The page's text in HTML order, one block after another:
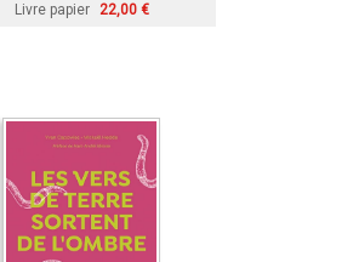
Livre papier 22,00 €